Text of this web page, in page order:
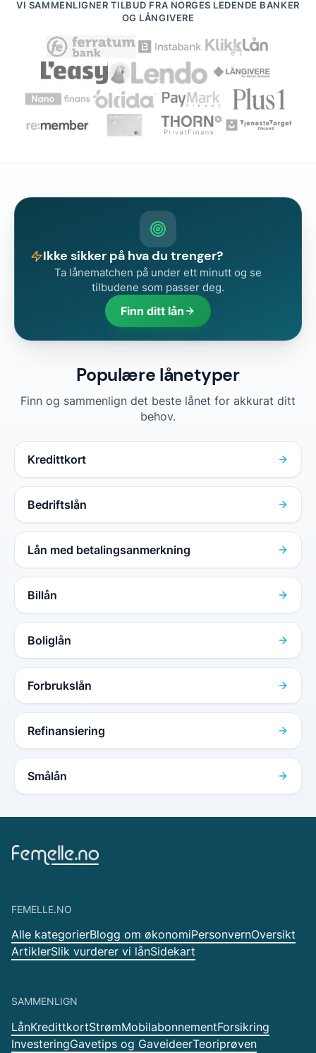
VI SAMMENLIGNER TILBUD FRA NORGES LEDENDE BANKER
OG LÅNGIVERE
Ikke sikker på hva du trenger?
Ta lånematchen på under ett minutt og se
tilbudene som passer deg.
Finn ditt lån
Populære lånetyper
Finn og sammenlign det beste lånet for akkurat ditt
behov.
Kredittkort
Bedriftslån
Lån med betalingsanmerkning
Billån
Boliglån
Forbrukslån
Refinansiering
Smålån
FEMELLE.NO
Alle kategorierBlogg om økonomiPersonvernOversikt
ArtiklerSlik vurderer vi lånSidekart
SAMMENLIGN
LånKredittkortStrømMobilabonnementForsikring
InvesteringGavetips og GaveideerTeoriprøven